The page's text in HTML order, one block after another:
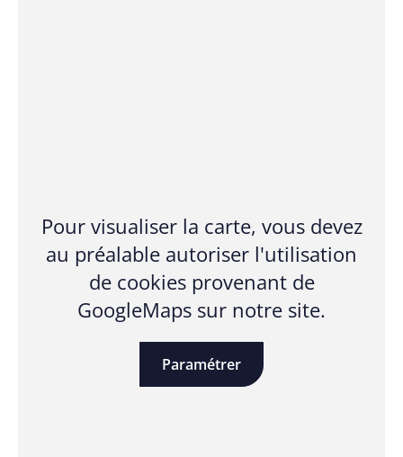
Pour visualiser la carte, vous devez
au préalable autoriser l'utilisation
de cookies provenant de
GoogleMaps sur notre site.
Paramétrer